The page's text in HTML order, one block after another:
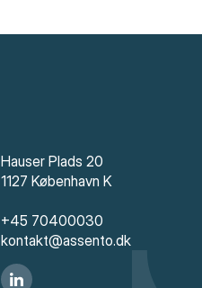
Hauser Plads 20
1127 København K
+45 70400030
kontakt@assento.dk